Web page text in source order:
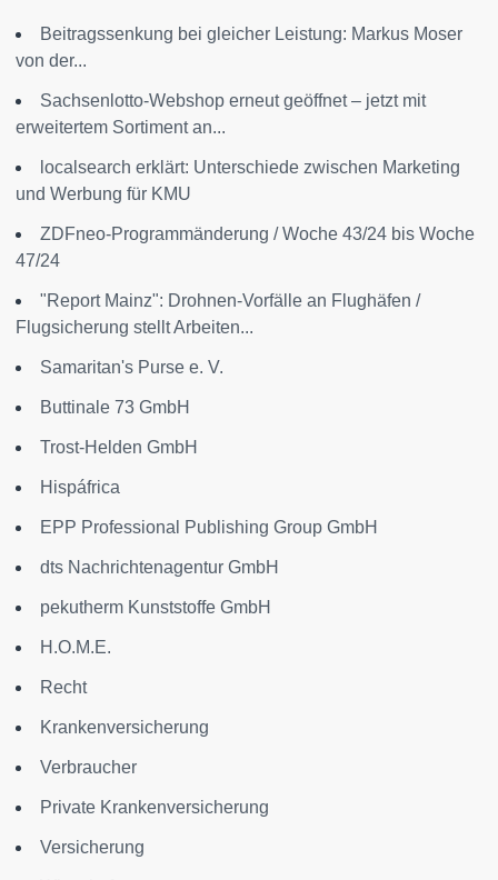
Beitragssenkung bei gleicher Leistung: Markus Moser
von der...
Sachsenlotto-Webshop erneut geöffnet – jetzt mit
erweitertem Sortiment an...
localsearch erklärt: Unterschiede zwischen Marketing
und Werbung für KMU
ZDFneo-Programmänderung / Woche 43/24 bis Woche
47/24
"Report Mainz": Drohnen-Vorfälle an Flughäfen /
Flugsicherung stellt Arbeiten...
Samaritan's Purse e. V.
Buttinale 73 GmbH
Trost-Helden GmbH
Hispáfrica
EPP Professional Publishing Group GmbH
dts Nachrichtenagentur GmbH
pekutherm Kunststoffe GmbH
H.O.M.E.
Recht
Krankenversicherung
Verbraucher
Private Krankenversicherung
Versicherung